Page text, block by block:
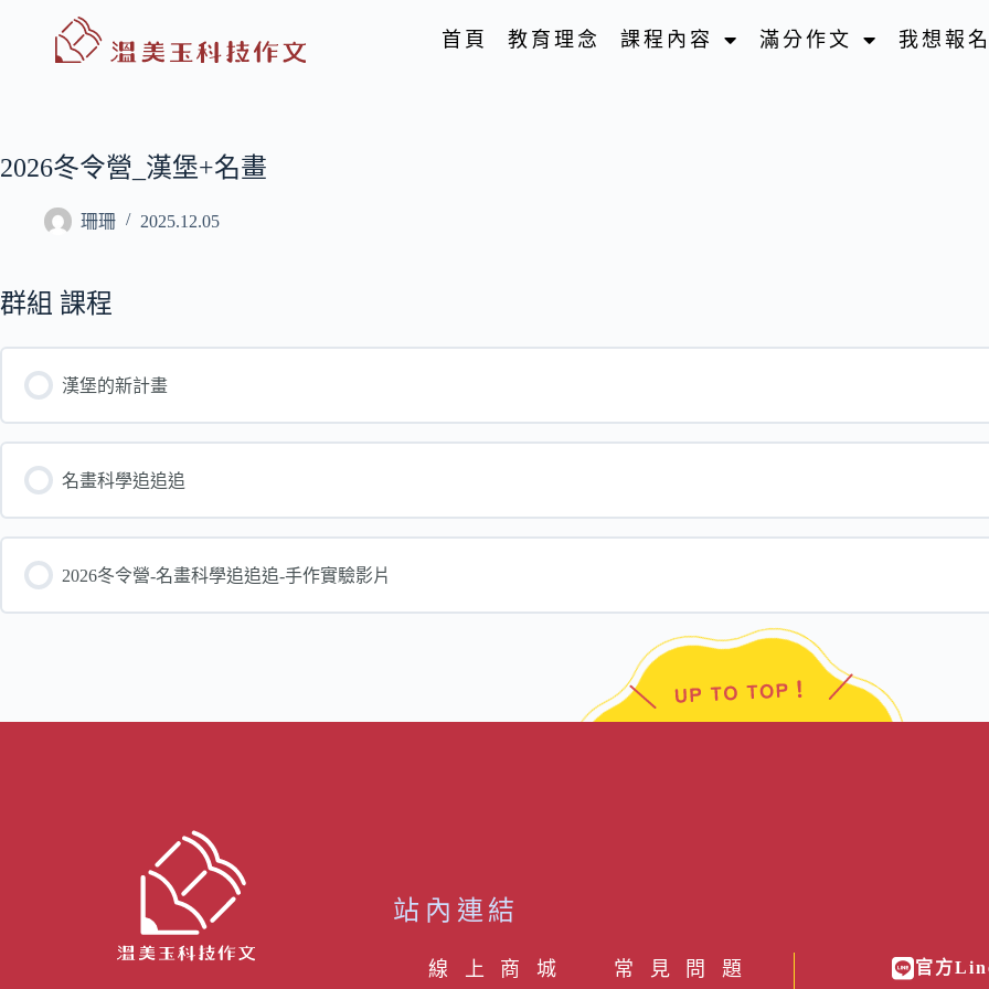
首頁 教育理念 課程內容 滿分作文 我想報
2026冬令營_漢堡+名畫
珊珊 2025.12.05
群組 課程
漢堡的新計畫
名畫科學追追追
2026冬令營-名畫科學追追追-手作實驗影片
站內連結
線 上 商 城 常見問題 官方